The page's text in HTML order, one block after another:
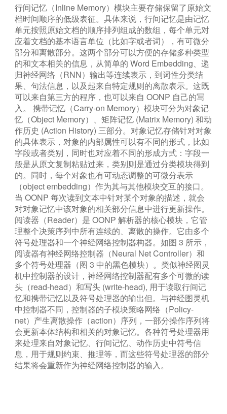
行间记忆（Inline Memory）模块主要存储保留了原始文
档时间顺序的低级表征。具体来说，行间记忆是由记忆
单元按照原始文档的顺序排列组成的数组，每个单元对
应着文档的基本语言单位（比如字或者词），有可微分
部分和离散部分。这两个部分可以方便的存储多种类型
的和文本相关的信息，从简单的 Word Embedding、递
归神经网络（RNN）输出等连续表示，到词性分类结
果、句法信息，以及起来自特定规则的离散表示。这既
可以来自第三方的程序，也可以来自 OONP 自己的写
入。 携带记忆（Carry-on Memory）模块可分为对象记
忆（Object Memory）、矩阵记忆 (Matrix Memory) 和动
作历史 (Action History) 三部分。对象记忆存储针对对象
的具体表示，对象的内部属性可以有不同的形式，比如
字段或者类别，同时也对应着不同的形成方式：字段一
般是从原文复制粘贴过来，类别则是通过分类模块得到
的。同时，每个对象也有可动态调整的可微分表示
（object embedding）作为其与其他模块交互的接口。
当 OONP 每次读到文本中针对某个对象的描述，就会
对对象记忆中该对象的相关部分信息中进行更新操作。
阅读器（Reader）是 OONP 解析器的核心模块，它管
理整个决策序列中所有连续的、离散的操作。它由多个
符号处理器和一个神经网络控制器构器。如图 3 所示，
阅读器有神经网络控制器（Neural Net Controller）和
多个符号处理器（图 3 中的黑色模块）。类似神经图灵
机中控制器的设计，神经网络控制器配有多个可微的读
头（read-head）和写头 (write-head), 用于读取行间记
忆和携带记忆以及符号处理器的输出但。与神经图灵机
中控制器不同，控制器的子模块策略网络（Policy-
net）产生离散操作（action）序列，一部分操作序列将
会更新本体结构和相关的对象记忆。各种符号处理器用
来处理来自对象记忆、行间记忆、动作历史中符号信
息，用于规则约束、推理等，而这些符号处理器的部分
结果将会重新作为神经网络控制器的输入。